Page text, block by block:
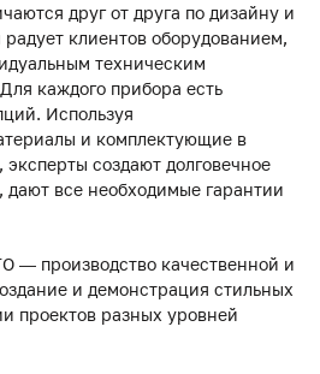
друг от друга по дизайну и
клиентов оборудованием,
техническим
каждого прибора есть
Используя
и комплектующие в
эксперты создают долговечное
дают все необходимые гарантии
— производство качественной и
и демонстрация стильных
проектов разных уровней